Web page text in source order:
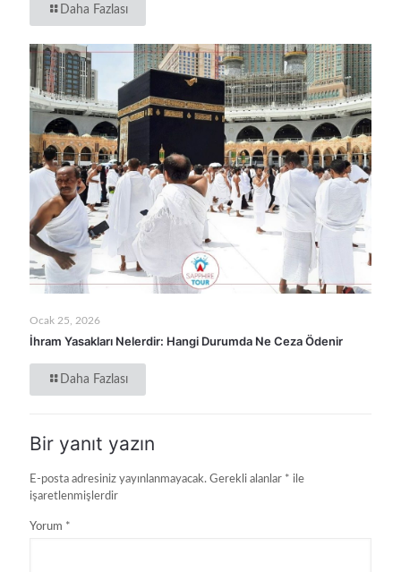
Daha Fazlası
Ocak 25, 2026
İhram Yasakları Nelerdir: Hangi Durumda Ne Ceza Ödenir
Daha Fazlası
Bir yanıt yazın
E-posta adresiniz yayınlanmayacak. Gerekli alanlar * ile
işaretlenmişlerdir
Yorum *